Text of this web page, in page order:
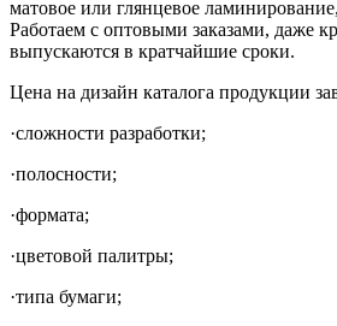
матовое или глянцевое
Работаем с оптовыми заказами, даже
выпускаются в кратчайшие сроки.
Цена на дизайн каталога продукции
·сложности разработки;
·полосности;
·формата;
·цветовой палитры;
·типа бумаги;